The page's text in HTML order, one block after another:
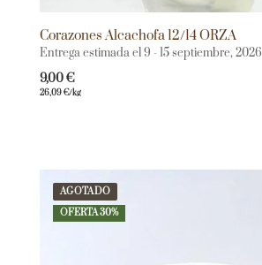
Corazones Alcachofa 12/14 ORZA
Entrega estimada el 9 - 15 septiembre, 2026
9,00€
26,09€/kg
AGOTADO
OFERTA 30%